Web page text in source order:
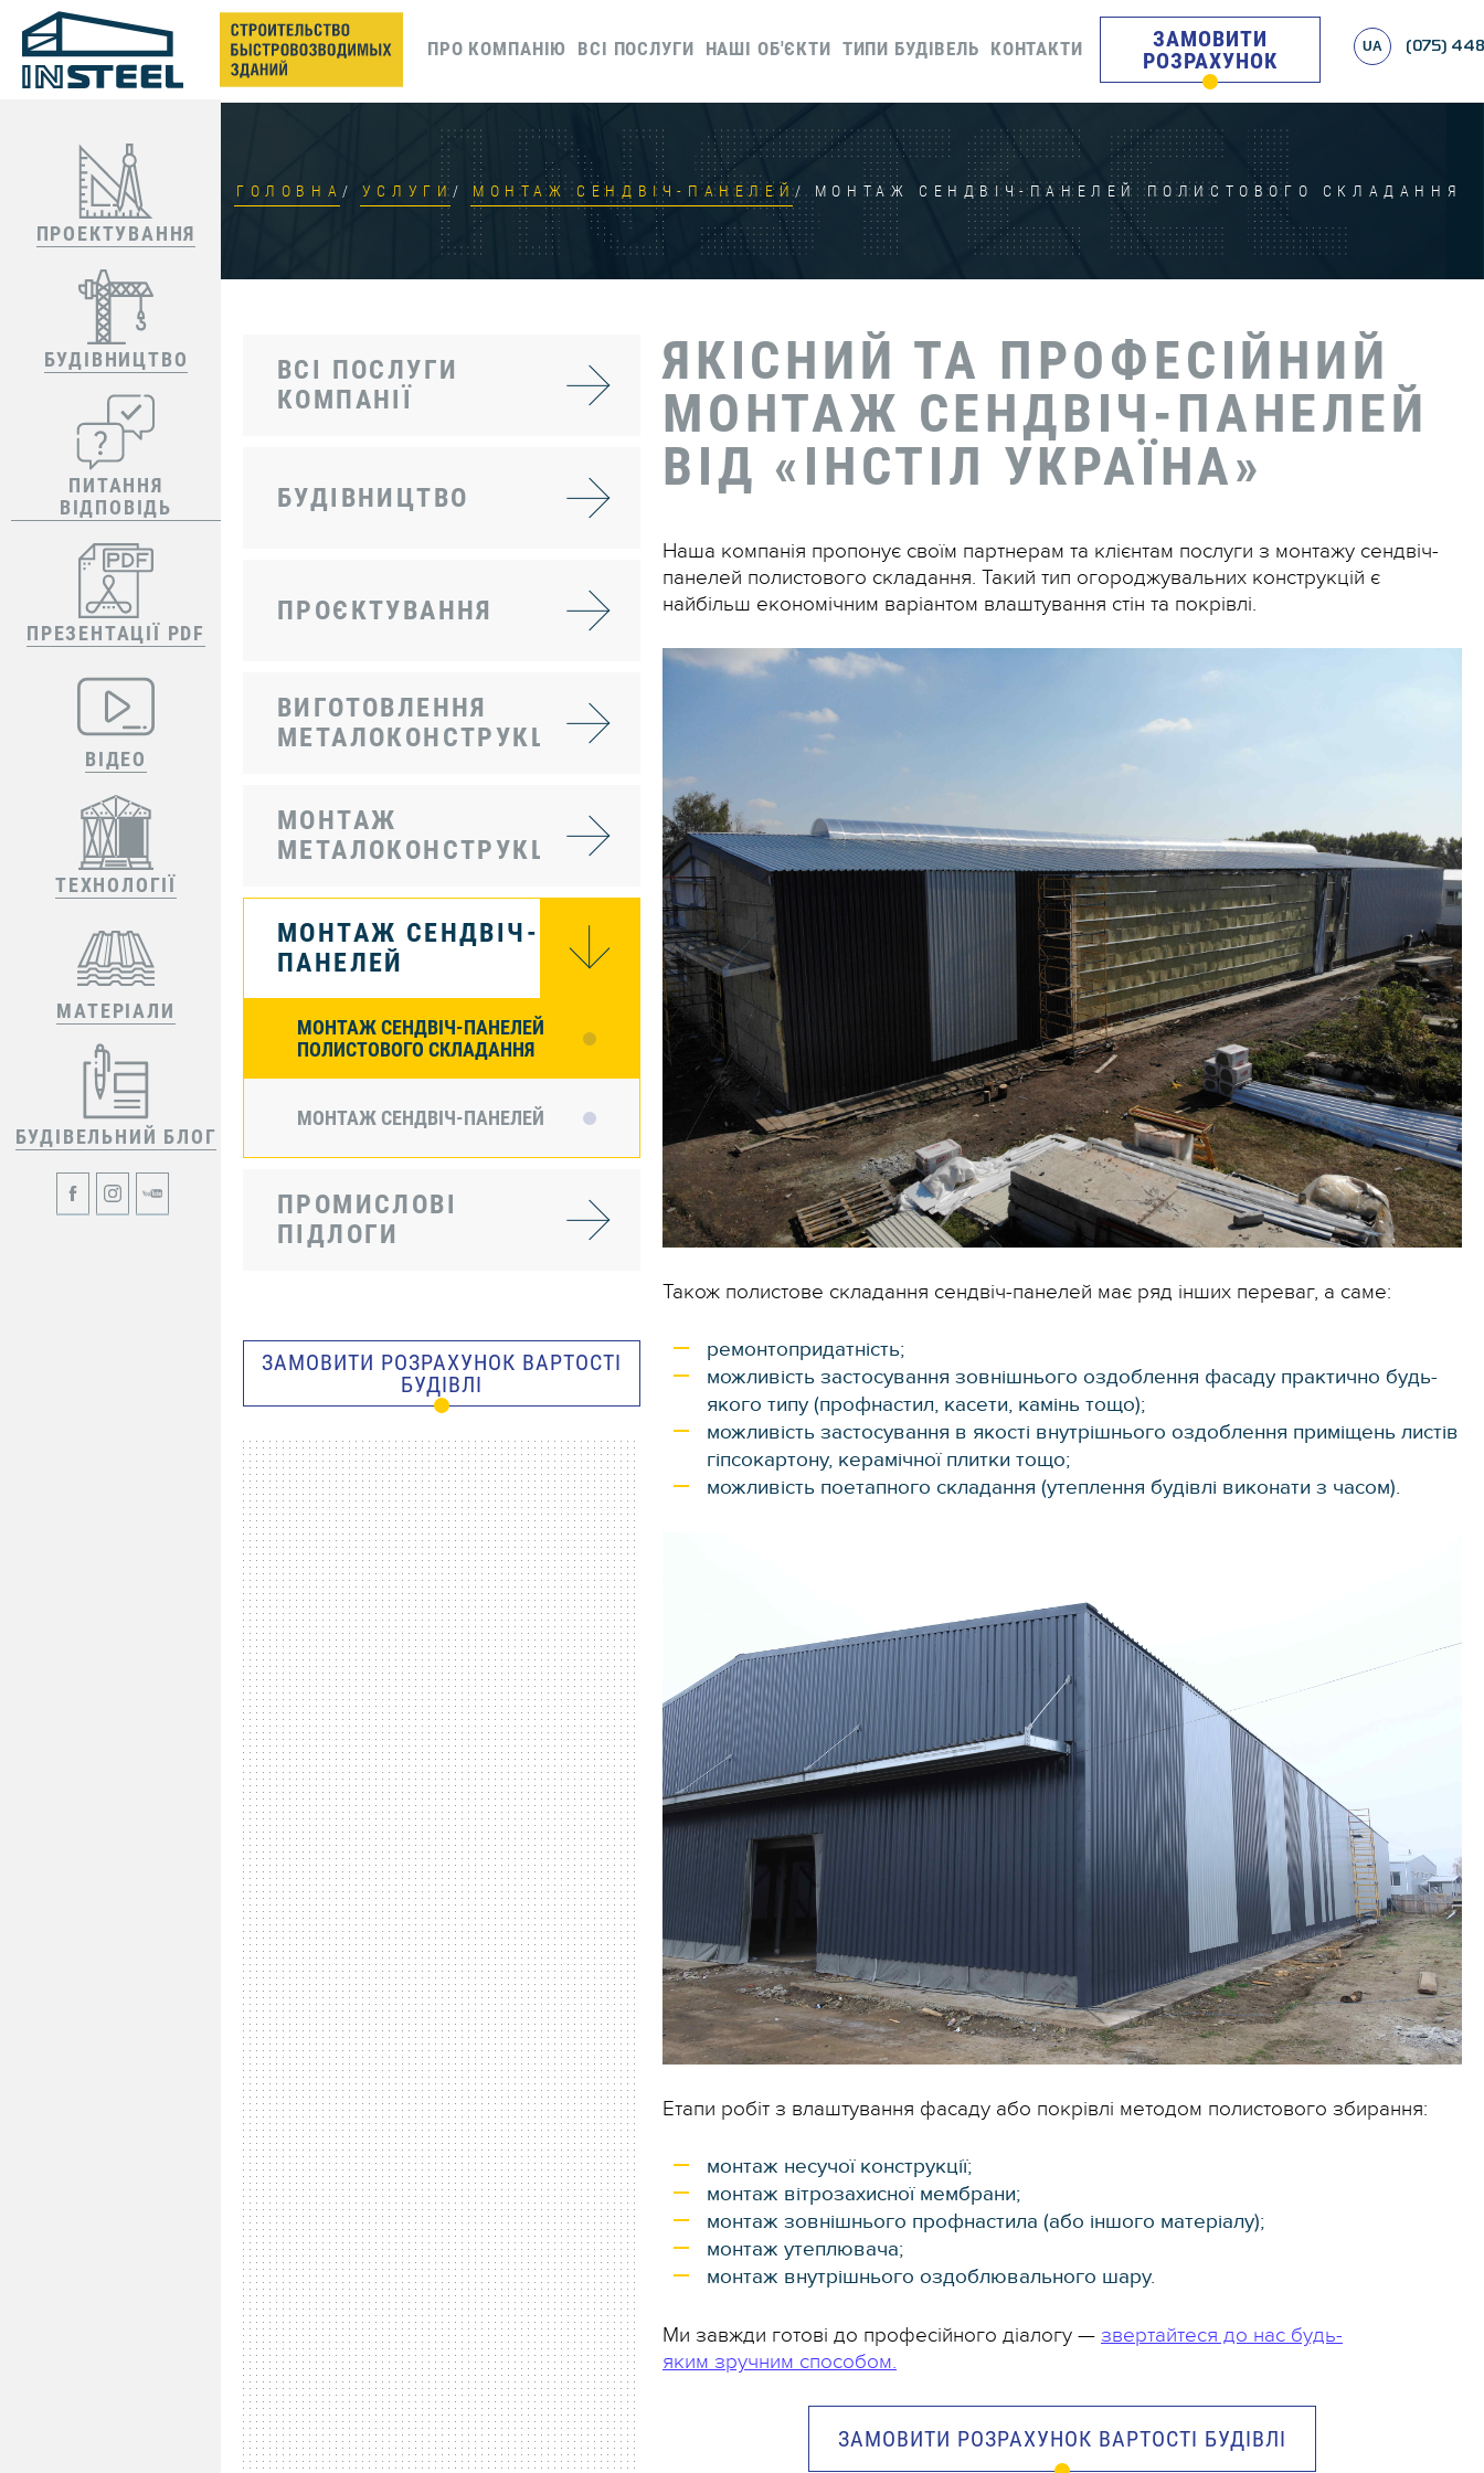
ПРО КОМПАНІЮ ВСІ ПОСЛУГИ НАШІ ОБ'ЄКТИ ТИПИ БУДІВЕЛЬ КОНТАКТИ
ЗАМОВИТИ
РОЗРАХУНОК
UA (075) 448
ПРОЕКТУВАННЯ
БУДІВНИЦТВО
ПИТАННЯ
ВІДПОВІДЬ
ПРЕЗЕНТАЦІЇ PDF
ВІДЕО
ТЕХНОЛОГІЇ
МАТЕРІАЛИ
БУДІВЕЛЬНИЙ БЛОГ
ГОЛОВНА УСЛУГИ МОНТАЖ СЕНДВІЧ-ПАНЕЛЕЙ МОНТАЖ СЕНДВІЧ-ПАНЕЛЕЙ ПОЛИСТОВОГО СКЛАДАННЯ
ВСІ ПОСЛУГИ
КОМПАНІЇ
БУДІВНИЦТВО
ПРОЄКТУВАННЯ
ВИГОТОВЛЕННЯ
МЕТАЛОКОНСТРУКЦІЙ
МОНТАЖ
МЕТАЛОКОНСТРУКЦІЙ
МОНТАЖ СЕНДВІЧ-
ПАНЕЛЕЙ
МОНТАЖ СЕНДВІЧ-ПАНЕЛЕЙ
ПОЛИСТОВОГО СКЛАДАННЯ
МОНТАЖ СЕНДВІЧ-ПАНЕЛЕЙ
ПРОМИСЛОВІ
ПІДЛОГИ
ЗАМОВИТИ РОЗРАХУНОК ВАРТОСТІ
БУДІВЛІ
ЯКІСНИЙ ТА ПРОФЕСІЙНИЙ
МОНТАЖ СЕНДВІЧ-ПАНЕЛЕЙ
ВІД «ІНСТІЛ УКРАЇНА»
Наша компанія пропонує своїм партнерам та клієнтам послуги з монтажу сендвіч-
панелей полистового складання. Такий тип огороджувальних конструкцій є
найбільш економічним варіантом влаштування стін та покрівлі.
Також полистове складання сендвіч-панелей має ряд інших переваг, а саме:
ремонтопридатність;
можливість застосування зовнішнього оздоблення фасаду практично будь-
якого типу (профнастил, касети, камінь тощо);
можливість застосування в якості внутрішнього оздоблення приміщень листів
гіпсокартону, керамічної плитки тощо;
можливість поетапного складання (утеплення будівлі виконати з часом).
Етапи робіт з влаштування фасаду або покрівлі методом полистового збирання:
монтаж несучої конструкції;
монтаж вітрозахисної мембрани;
монтаж зовнішнього профнастила (або іншого матеріалу);
монтаж утеплювача;
монтаж внутрішнього оздоблювального шару.
Ми завжди готові до професійного діалогу — звертайтеся до нас будь-
яким зручним способом.
ЗАМОВИТИ РОЗРАХУНОК ВАРТОСТІ БУДІВЛІ